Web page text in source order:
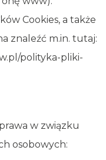
Cookies, a także
znaleźć m.in. tutaj:
polityka-pliki-
w związku
osobowych: